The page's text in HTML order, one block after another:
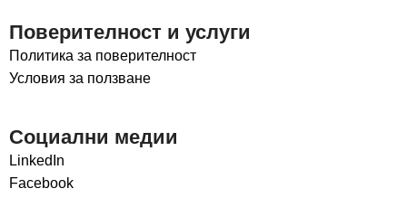
Поверителност и услуги
Политика за поверителност
Условия за ползване
Социални медии
LinkedIn
Facebook